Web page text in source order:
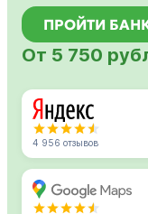
ПРОЙТИ
От 5 750
4 956 отзывов